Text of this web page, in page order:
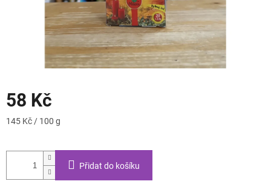
58 Kč
Měrná
145 Kč / 100 g
Přidat do košíku